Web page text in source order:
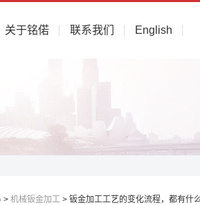
关于铭偌 联系我们 English
> 机械钣金加工 > 钣金加工工艺的变化流程，都有什